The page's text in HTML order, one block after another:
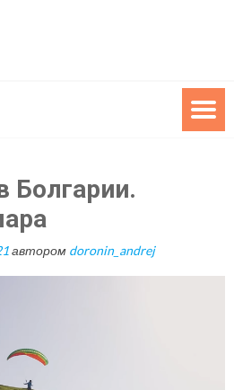
Болгарии.
автором doronin_andrej